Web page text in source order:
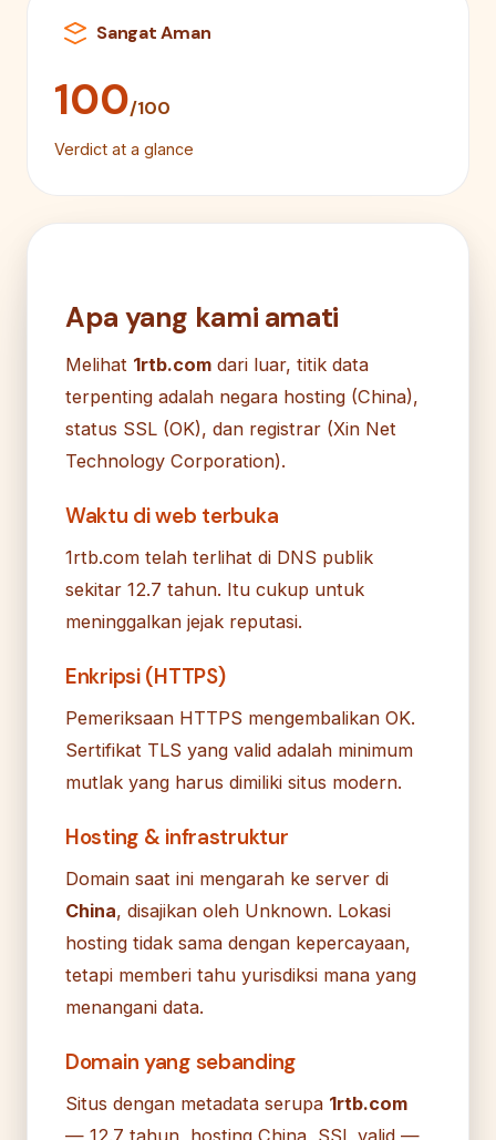
Sangat Aman
100/100
Verdict at a glance
Apa yang kami amati
Melihat 1rtb.com dari luar, titik data
terpenting adalah negara hosting (China),
status SSL (OK), dan registrar (Xin Net
Technology Corporation).
Waktu di web terbuka
1rtb.com telah terlihat di DNS publik
sekitar 12.7 tahun. Itu cukup untuk
meninggalkan jejak reputasi.
Enkripsi (HTTPS)
Pemeriksaan HTTPS mengembalikan OK.
Sertifikat TLS yang valid adalah minimum
mutlak yang harus dimiliki situs modern.
Hosting & infrastruktur
Domain saat ini mengarah ke server di
China, disajikan oleh Unknown. Lokasi
hosting tidak sama dengan kepercayaan,
tetapi memberi tahu yurisdiksi mana yang
menangani data.
Domain yang sebanding
Situs dengan metadata serupa 1rtb.com
— 12.7 tahun, hosting China, SSL valid —